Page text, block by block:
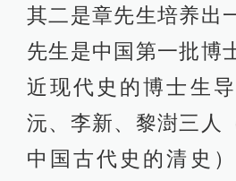
其二是章先生培养出
先生是中国第一批博
近现代史的博士生
沅、李新、黎澍三人
中国古代史的清史